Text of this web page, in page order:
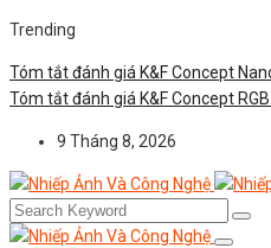
Trending
Tóm tắt đánh giá K&F Concept
Tóm tắt đánh giá K&F Concept
9 Tháng 8, 2026